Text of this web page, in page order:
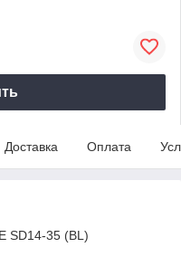
Доставка Оплата
SD14-35 (BL)